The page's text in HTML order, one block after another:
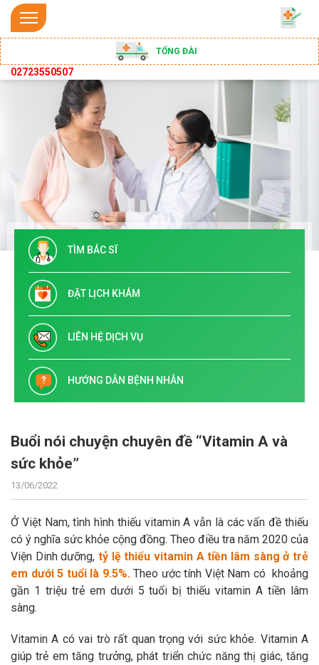
TỔNG ĐÀI
02723550507
TÌM BÁC SĨ
ĐẶT LỊCH KHÁM
LIÊN HỆ DỊCH VỤ
HƯỚNG DẪN BỆNH NHÂN
Buổi nói chuyện chuyên đề “Vitamin A và
sức khỏe”
13/06/2022
Ở Việt Nam, tình hình thiếu vitamin A vẫn là các vấn đề thiếu
có ý nghĩa sức khỏe cộng đồng. Theo điều tra năm 2020 của
Viện Dinh dưỡng, tỷ lệ thiếu vitamin A tiền lâm sàng ở trẻ
em dưới 5 tuổi là 9.5%. Theo ước tính Việt Nam có khoảng
gần 1 triệu trẻ em dưới 5 tuổi bị thiếu vitamin A tiền lâm
sàng.
Vitamin A có vai trò rất quan trọng với sức khỏe. Vitamin A
giúp trẻ em tăng trưởng, phát triển chức năng thị giác, tăng